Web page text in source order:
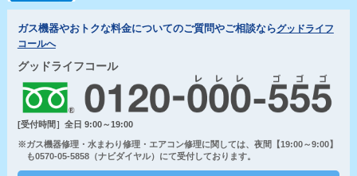
ガス機器やおトクな料金についてのご質問やご相談ならグッドライフ
コールへ
グッドライフコール
[受付時間］全日 9:00～19:00
※ガス機器修理・水まわり修理・エアコン修理に関しては、夜間【19:00～9:00】
も0570-05-5858（ナビダイヤル）にて受付しております。